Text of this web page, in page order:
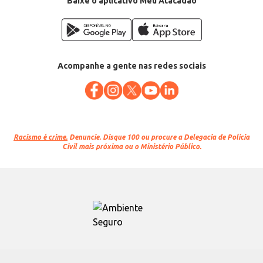
Acompanhe a gente nas redes sociais
Racismo é crime. Denuncie. Disque 100 ou procure a Delegacia de Polícia
Civil mais próxima ou o Ministério Público.